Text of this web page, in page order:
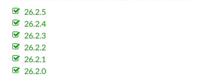
26.2.5
26.2.4
26.2.3
26.2.2
26.2.1
26.2.0